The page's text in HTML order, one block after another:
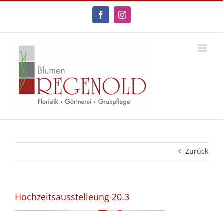
Zum
FacebookInstagram
Zurück
Hochzeitsausstelleung-20.3